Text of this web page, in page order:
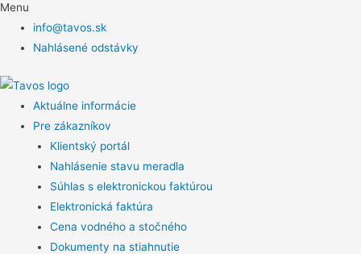
Menu
info@tavos.sk
Nahlásené odstávky
Aktuálne informácie
Pre zákazníkov
Klientský portál
Nahlásenie stavu meradla
Súhlas s elektronickou faktúrou
Elektronická faktúra
Cena vodného a stočného
Dokumenty na stiahnutie